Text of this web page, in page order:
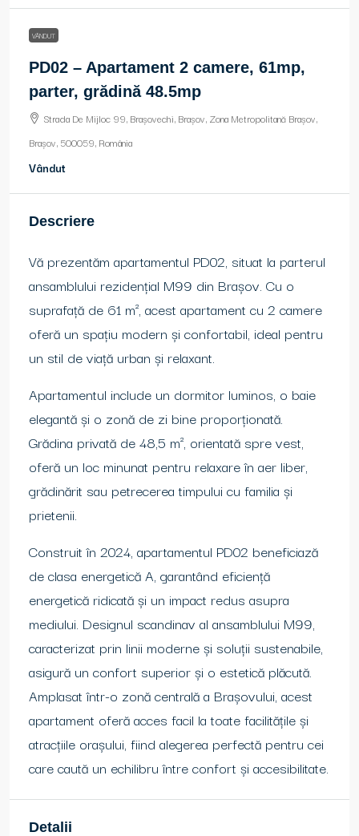
VÂNDUT
PD02 – Apartament 2 camere, 61mp,
parter, grădină 48.5mp
Strada De Mijloc 99, Brașovechi, Brașov, Zona Metropolitană Brașov,
Brașov, 500059, România
Vândut
Descriere
Vă prezentăm apartamentul PD02, situat la parterul
ansamblului rezidențial M99 din Brașov. Cu o
suprafață de 61 m², acest apartament cu 2 camere
oferă un spațiu modern și confortabil, ideal pentru
un stil de viață urban și relaxant.
Apartamentul include un dormitor luminos, o baie
elegantă și o zonă de zi bine proporționată.
Grădina privată de 48,5 m², orientată spre vest,
oferă un loc minunat pentru relaxare în aer liber,
grădinărit sau petrecerea timpului cu familia și
prietenii.
Construit în 2024, apartamentul PD02 beneficiază
de clasa energetică A, garantând eficiență
energetică ridicată și un impact redus asupra
mediului. Designul scandinav al ansamblului M99,
caracterizat prin linii moderne și soluții sustenabile,
asigură un confort superior și o estetică plăcută.
Amplasat într-o zonă centrală a Brașovului, acest
apartament oferă acces facil la toate facilitățile și
atracțiile orașului, fiind alegerea perfectă pentru cei
care caută un echilibru între confort și accesibilitate.
Detalii